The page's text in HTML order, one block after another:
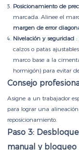
Posicionamiento de
marcada. Alinee el
margen de error
Nivelación y seguridad :
calzos o patas
marco base a la
hormigón) para evitar
Consejo
Asigne a un trabajador
para lograr una
reposicionamiento.
Paso 3:
manual y bloqueo